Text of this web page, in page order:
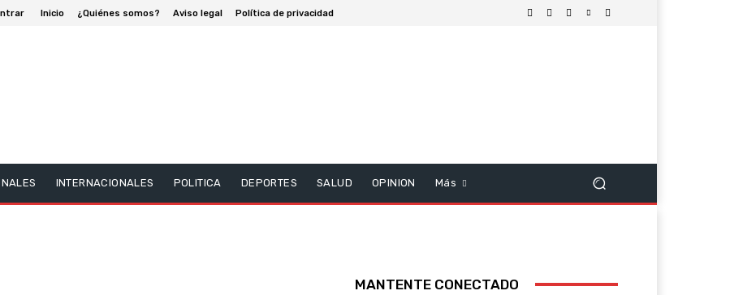
Inicio ¿Quiénes somos? Aviso legal Política de privacidad
INTERNACIONALES POLITICA DEPORTES SALUD OPINION Más
MANTENTE CONECTADO